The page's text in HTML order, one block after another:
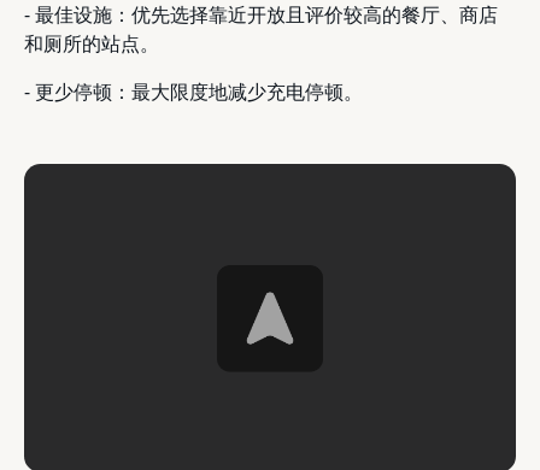
- 最佳设施：优先选择靠近开放且评价较高的餐厅、商店
和厕所的站点。
- 更少停顿：最大限度地减少充电停顿。